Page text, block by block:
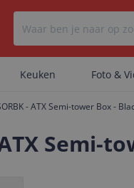
Keuken Foto &
- ATX Semi-tower Box -
Semi-